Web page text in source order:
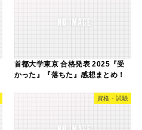
首都大学東京 合格発表 2025『受
かった』『落ちた』感想まとめ！
資格・試験